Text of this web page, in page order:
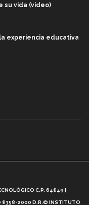
su vida (video)
experiencia educativa
Tec? (video)
C.P. 64849 |
8358-2000 D.R.© INSTITUTO